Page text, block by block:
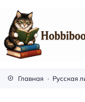
Главная Русская